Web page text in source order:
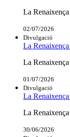
La Renaixença
02/07/2026
Divulgació
La
La Renaixença
01/07/2026
Divulgació
La
La Renaixença
30/06/2026